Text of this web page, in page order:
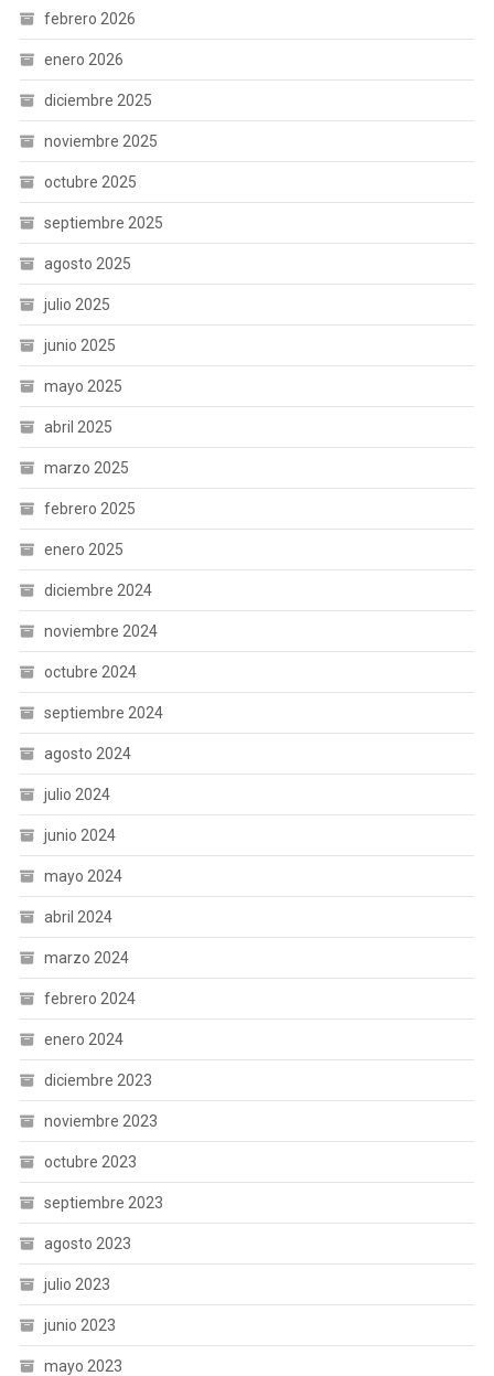
febrero 2026
enero 2026
diciembre 2025
noviembre 2025
octubre 2025
septiembre 2025
agosto 2025
julio 2025
junio 2025
mayo 2025
abril 2025
marzo 2025
febrero 2025
enero 2025
diciembre 2024
noviembre 2024
octubre 2024
septiembre 2024
agosto 2024
julio 2024
junio 2024
mayo 2024
abril 2024
marzo 2024
febrero 2024
enero 2024
diciembre 2023
noviembre 2023
octubre 2023
septiembre 2023
agosto 2023
julio 2023
junio 2023
mayo 2023